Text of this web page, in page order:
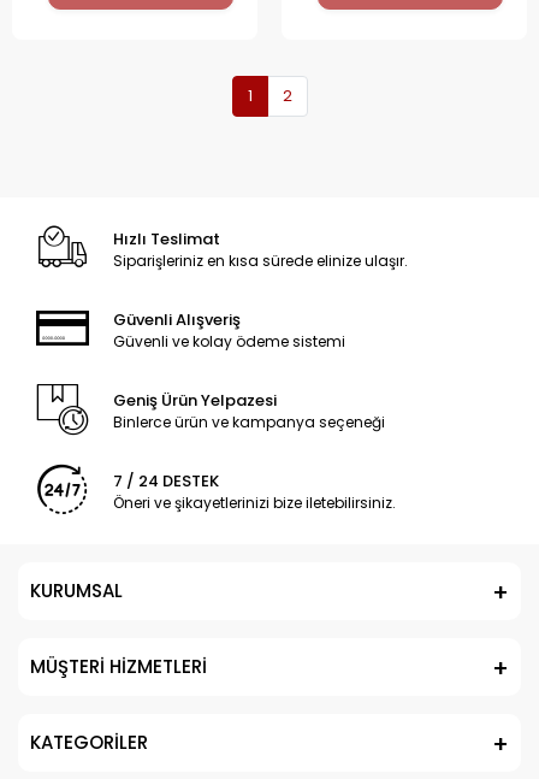
1 2
Hızlı Teslimat
Siparişleriniz en kısa sürede elinize ulaşır.
Güvenli Alışveriş
Güvenli ve kolay ödeme sistemi
Geniş Ürün Yelpazesi
Binlerce ürün ve kampanya seçeneği
7 / 24 DESTEK
Öneri ve şikayetlerinizi bize iletebilirsiniz.
KURUMSAL
MÜŞTERİ HİZMETLERİ
KATEGORİLER